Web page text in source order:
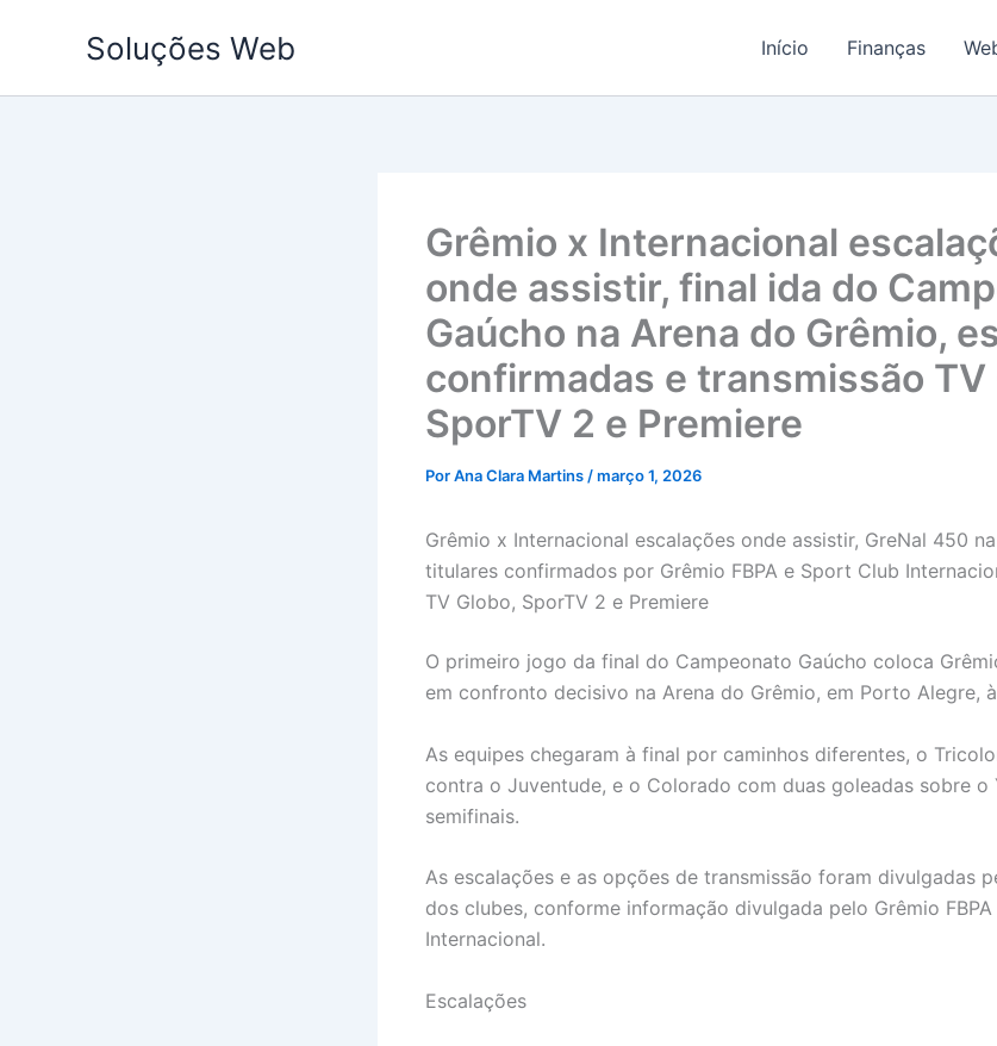
Soluções Web Início Finanças
Grêmio x Internacional
onde assistir, final ida do
Gaúcho na Arena do Grêmio,
confirmadas e transmissão TV
SporTV 2 e Premiere
PorAna Clara Martins /março 1, 2026
Grêmio x Internacional escalações onde assistir, GreNal 450
titulares confirmados por Grêmio FBPA e Sport Club
TV Globo, SporTV 2 e Premiere
O primeiro jogo da final do Campeonato Gaúcho coloca
em confronto decisivo na Arena do Grêmio, em Porto Alegre,
As equipes chegaram à final por caminhos diferentes, o
contra o Juventude, e o Colorado com duas goleadas sobre o
semifinais.
As escalações e as opções de transmissão foram divulgadas
dos clubes, conforme informação divulgada pelo Grêmio
Internacional.
Escalações